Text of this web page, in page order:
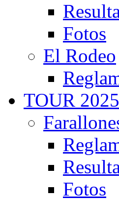
Fotos
El Rodeo
TOUR 2025
Fotos